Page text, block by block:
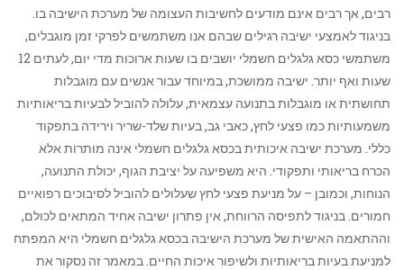
רבים, אך רבים אינם מודעים לחשיבות העצומה של מערכת הישיבה בו.
בניגוד לאמצעי ישיבה רגילים שבהם אנו משתמשים לפרקי זמן מוגבלים,
משתמשי כסא גלגלים חשמלי יושבים בו שעות ארוכות מדי יום, לעתים 12
שעות ואף יותר. ישיבה ממושכת, במיוחד עבור אנשים עם מוגבלות
תחושתית או מוגבלות בתנועה עצמאית, עלולה להוביל לבעיות בריאותיות
משמעותיות כמו פצעי לחץ, כאבי גב, בעיות שלד-שריר וירידה בתפקוד
כללי. מערכת ישיבה איכותית בכסא גלגלים חשמלי אינה מותרות אלא
הכרח בריאותי ותפקודי. היא משפיעה על יציבת הגוף, יכולת התנועה,
הנוחות, וכמובן – על מניעת פצעי לחץ שעלולים להוביל לסיבוכים רפואיים
חמורים. בניגוד לתפיסה הרווחת, אין פתרון ישיבה אחיד המתאים לכולם,
וההתאמה האישית של מערכת הישיבה בכסא גלגלים חשמלי היא המפתח
למניעת בעיות בריאותיות ולשיפור איכות החיים. במאמר זה נסקור את